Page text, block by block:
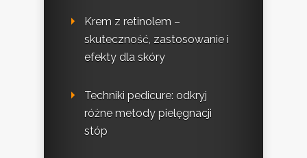
Krem z retinolem –
skuteczność, zastosowanie i
efekty dla skóry
Techniki pedicure: odkryj
różne metody pielęgnacji
stóp